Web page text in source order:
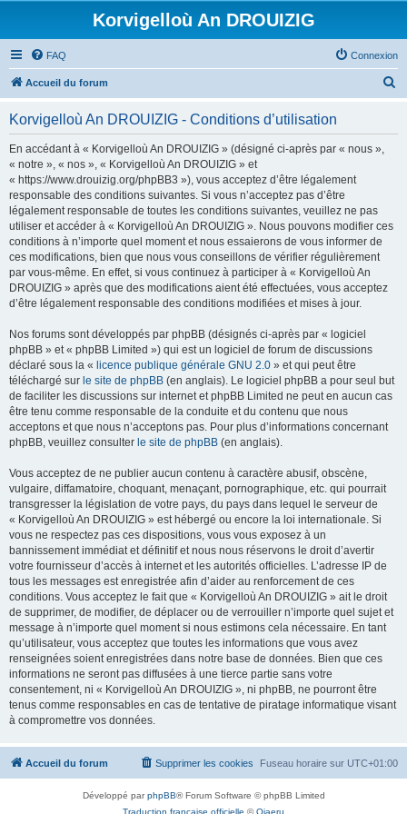
Korvigelloù An DROUIZIG
FAQ Connexion
Accueil du forum
Korvigelloù An DROUIZIG - Conditions d’utilisation
En accédant à « Korvigelloù An DROUIZIG » (désigné ci-après par « nous »,
« notre », « nos », « Korvigelloù An DROUIZIG » et
« https://www.drouizig.org/phpBB3 »), vous acceptez d’être légalement
responsable des conditions suivantes. Si vous n’acceptez pas d’être
légalement responsable de toutes les conditions suivantes, veuillez ne pas
utiliser et accéder à « Korvigelloù An DROUIZIG ». Nous pouvons modifier ces
conditions à n’importe quel moment et nous essaierons de vous informer de
ces modifications, bien que nous vous conseillons de vérifier régulièrement
par vous-même. En effet, si vous continuez à participer à « Korvigelloù An
DROUIZIG » après que des modifications aient été effectuées, vous acceptez
d’être légalement responsable des conditions modifiées et mises à jour.
Nos forums sont développés par phpBB (désignés ci-après par « logiciel
phpBB » et « phpBB Limited ») qui est un logiciel de forum de discussions
déclaré sous la « licence publique générale GNU 2.0 » et qui peut être
téléchargé sur le site de phpBB (en anglais). Le logiciel phpBB a pour seul but
de faciliter les discussions sur internet et phpBB Limited ne peut en aucun cas
être tenu comme responsable de la conduite et du contenu que nous
acceptons et que nous n’acceptons pas. Pour plus d’informations concernant
phpBB, veuillez consulter le site de phpBB (en anglais).
Vous acceptez de ne publier aucun contenu à caractère abusif, obscène,
vulgaire, diffamatoire, choquant, menaçant, pornographique, etc. qui pourrait
transgresser la législation de votre pays, du pays dans lequel le serveur de
« Korvigelloù An DROUIZIG » est hébergé ou encore la loi internationale. Si
vous ne respectez pas ces dispositions, vous vous exposez à un
bannissement immédiat et définitif et nous nous réservons le droit d’avertir
votre fournisseur d’accès à internet et les autorités officielles. L’adresse IP de
tous les messages est enregistrée afin d’aider au renforcement de ces
conditions. Vous acceptez le fait que « Korvigelloù An DROUIZIG » ait le droit
de supprimer, de modifier, de déplacer ou de verrouiller n’importe quel sujet et
message à n’importe quel moment si nous estimons cela nécessaire. En tant
qu’utilisateur, vous acceptez que toutes les informations que vous avez
renseignées soient enregistrées dans notre base de données. Bien que ces
informations ne seront pas diffusées à une tierce partie sans votre
consentement, ni « Korvigelloù An DROUIZIG », ni phpBB, ne pourront être
tenus comme responsables en cas de tentative de piratage informatique visant
à compromettre vos données.
Accueil du forum Fuseau horaire sur UTC+01:00
Supprimer les cookies
Développé parphpBB® Forum Software © phpBB Limited
Traduction française officielle ©Qiaeru